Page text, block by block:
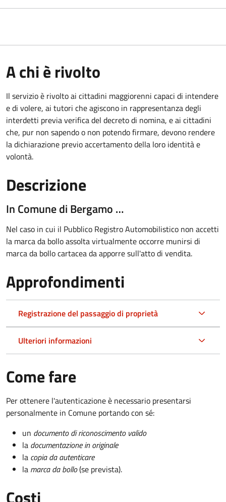
A chi è rivolto
Il servizio è rivolto ai cittadini maggiorenni capaci di intendere
e di volere, ai tutori che agiscono in rappresentanza degli
interdetti previa verifica del decreto di nomina, e ai cittadini
che, pur non sapendo o non potendo firmare, devono rendere
la dichiarazione previo accertamento della loro identità e
volontà.
Descrizione
In Comune di Bergamo …
Nel caso in cui il Pubblico Registro Automobilistico non accetti
la marca da bollo assolta virtualmente occorre munirsi di
marca da bollo cartacea da apporre sull'atto di vendita.
Approfondimenti
Registrazione del passaggio di proprietà
Ulteriori informazioni
Come fare
Per ottenere l'autenticazione è necessario presentarsi
personalmente in Comune portando con sé:
un documento di riconoscimento valido
la documentazione in originale
la copia da autenticare
la marca da bollo(se prevista).